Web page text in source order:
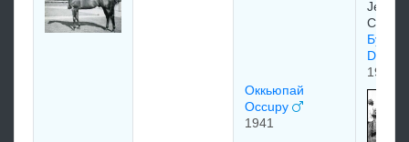
Оккьюпай
Occupy
1941
Cohn
Булл
Dog)
1927